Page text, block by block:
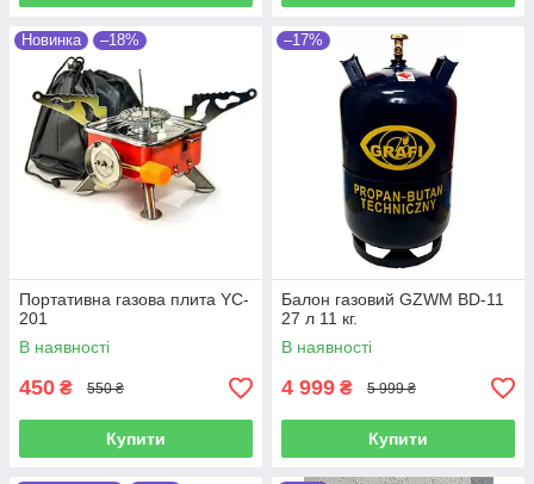
Новинка –18%
Портативна газова плита YC-
201
В наявності
450 ₴ 550 ₴
Купити
–17%
Балон газовий GZWM BD-11
27 л 11 кг.
В наявності
4 999 ₴ 5 999 ₴
Купити